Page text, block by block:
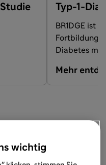
Typ-1-
BR1DGE ist
Diabetes mit
Mehr
wichtig